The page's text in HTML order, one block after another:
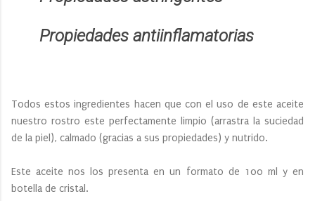
Propiedades antiinflamatorias
Todos estos ingredientes hacen que con el uso de este aceite
nuestro rostro este perfectamente limpio (arrastra la suciedad
de la piel), calmado (gracias a sus propiedades) y nutrido.
Este aceite nos los presenta en un formato de 100 ml y en
botella de cristal.